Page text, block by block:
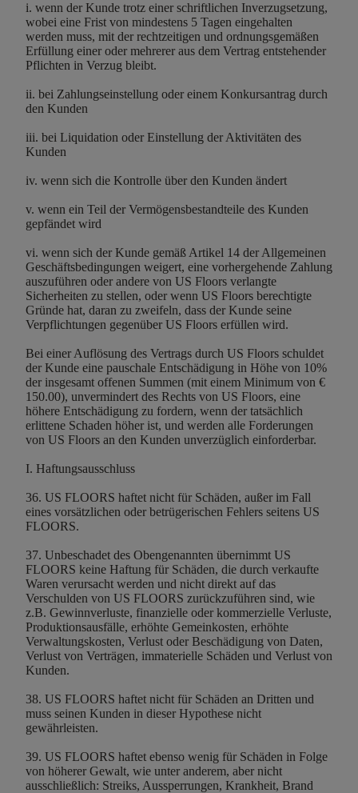
i. wenn der Kunde trotz einer schriftlichen Inverzugsetzung,
wobei eine Frist von mindestens 5 Tagen eingehalten
werden muss, mit der rechtzeitigen und ordnungsgemäßen
Erfüllung einer oder mehrerer aus dem Vertrag entstehender
Pflichten in Verzug bleibt.
ii. bei Zahlungseinstellung oder einem Konkursantrag durch
den Kunden
iii. bei Liquidation oder Einstellung der Aktivitäten des
Kunden
iv. wenn sich die Kontrolle über den Kunden ändert
v. wenn ein Teil der Vermögensbestandteile des Kunden
gepfändet wird
vi. wenn sich der Kunde gemäß Artikel 14 der Allgemeinen
Geschäftsbedingungen weigert, eine vorhergehende Zahlung
auszuführen oder andere von US Floors verlangte
Sicherheiten zu stellen, oder wenn US Floors berechtigte
Gründe hat, daran zu zweifeln, dass der Kunde seine
Verpflichtungen gegenüber US Floors erfüllen wird.
Bei einer Auflösung des Vertrags durch US Floors schuldet
der Kunde eine pauschale Entschädigung in Höhe von 10%
der insgesamt offenen Summen (mit einem Minimum von €
150.00), unvermindert des Rechts von US Floors, eine
höhere Entschädigung zu fordern, wenn der tatsächlich
erlittene Schaden höher ist, und werden alle Forderungen
von US Floors an den Kunden unverzüglich einforderbar.
I. Haftungsausschluss
36. US FLOORS haftet nicht für Schäden, außer im Fall
eines vorsätzlichen oder betrügerischen Fehlers seitens US
FLOORS.
37. Unbeschadet des Obengenannten übernimmt US
FLOORS keine Haftung für Schäden, die durch verkaufte
Waren verursacht werden und nicht direkt auf das
Verschulden von US FLOORS zurückzuführen sind, wie
z.B. Gewinnverluste, finanzielle oder kommerzielle Verluste,
Produktionsausfälle, erhöhte Gemeinkosten, erhöhte
Verwaltungskosten, Verlust oder Beschädigung von Daten,
Verlust von Verträgen, immaterielle Schäden und Verlust von
Kunden.
38. US FLOORS haftet nicht für Schäden an Dritten und
muss seinen Kunden in dieser Hypothese nicht
gewährleisten.
39. US FLOORS haftet ebenso wenig für Schäden in Folge
von höherer Gewalt, wie unter anderem, aber nicht
ausschließlich: Streiks, Aussperrungen, Krankheit, Brand